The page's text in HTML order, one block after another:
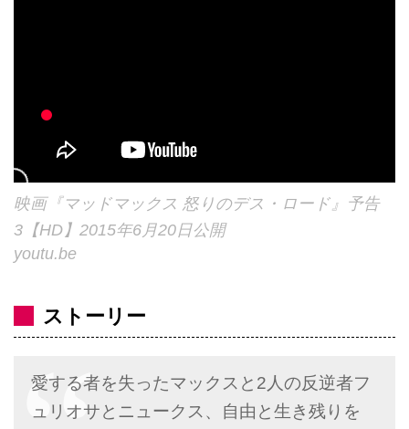
映画『マッドマックス 怒りのデス・ロード』予告
3【HD】2015年6月20日公開
youtu.be
ストーリー
愛する者を失ったマックスと2人の反逆者フ
ュリオサとニュークス、自由と生き残りを